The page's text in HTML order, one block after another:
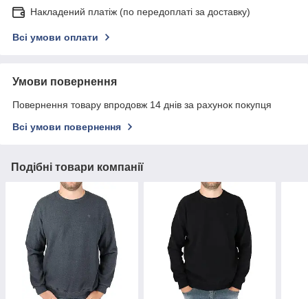
Накладений платіж (по передоплаті за доставку)
Всі умови оплати
Умови повернення
Повернення товару впродовж 14 днів за рахунок покупця
Всі умови повернення
Подібні товари компанії